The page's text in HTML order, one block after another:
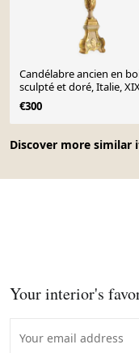
Discover more similar
Candélabre ancien en
sculpté et doré, Italie,
siècle
€300
Your interior's